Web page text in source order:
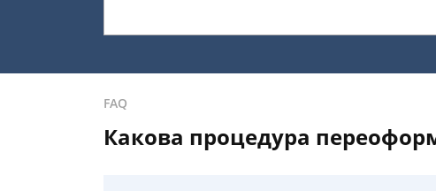
FAQ
Какова процедура